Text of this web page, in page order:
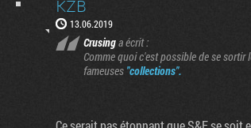
KZB
13.06.2019
Crusinga écrit :
Comme quoi c'est possible de se
fameuses "collections".